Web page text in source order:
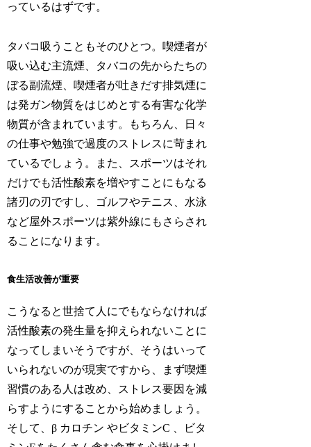
っているはずです。
タバコ吸うこともそのひとつ。喫煙者が
吸い込む主流煙、タバコの先からたちの
ぼる副流煙、喫煙者が吐きだす排気煙に
は発ガン物質をはじめとする有害な化学
物質が含まれています。もちろん、日々
の仕事や勉強で過度のストレスに苛まれ
ているでしょう。また、スポーツはそれ
だけでも活性酸素を増やすことにもなる
諸刃の刃ですし、ゴルフやテニス、水泳
など屋外スポーツは紫外線にもさらされ
ることになります。
食生活改善が重要
こうなると世捨て人にでもならなければ
活性酸素の発生量を抑えられないことに
なってしまいそうですが、そうはいって
いられないのが現実ですから、まず喫煙
習慣のある人は改め、ストレス要因を減
らすようにすることから始めましょう。
そして、β カロチン やビタミンC 、ビタ